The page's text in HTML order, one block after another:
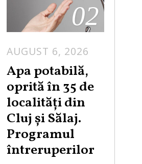
02
AUGUST 6, 2026
Apa potabilă,
oprită în 35 de
localități din
Cluj și Sălaj.
Programul
întreruperilor